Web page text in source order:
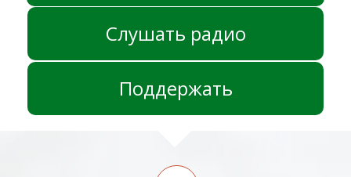
Слушать радио
Поддержать